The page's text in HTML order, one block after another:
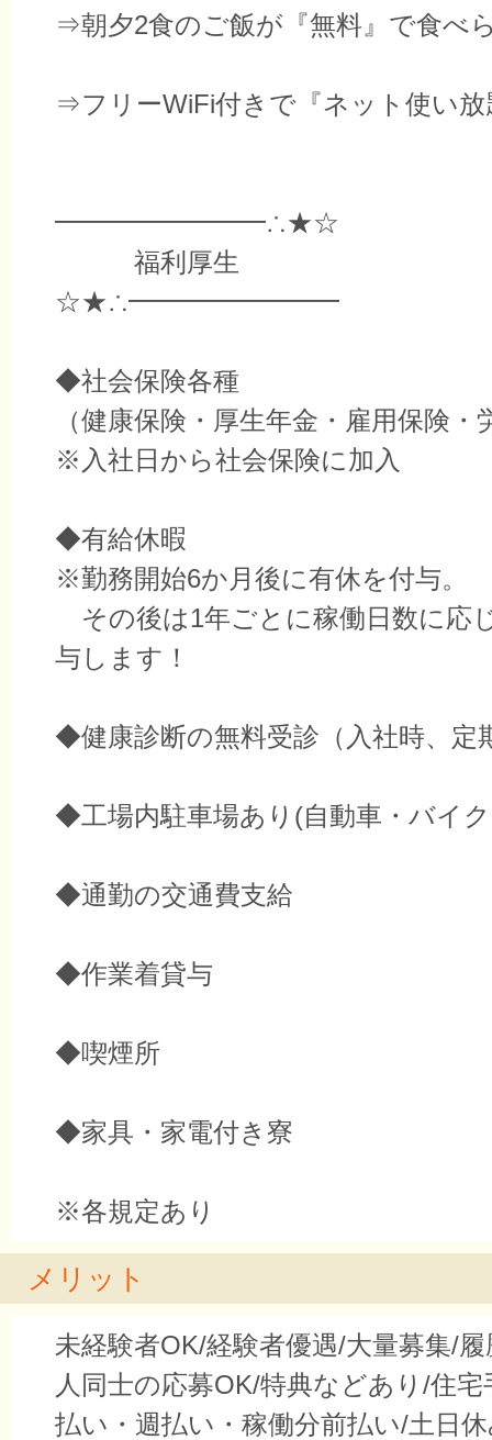
⇒朝夕2食のご飯が『無料』で食べ
⇒フリーWiFi付きで『ネット使い放
━━━━━━━━∴★☆
福利厚生
☆★∴━━━━━━━━
◆社会保険各種
（健康保険・厚生年金・雇用保険・
※入社日から社会保険に加入
◆有給休暇
※勤務開始6か月後に有休を付与。
その後は1年ごとに稼働日数に応
与します！
◆健康診断の無料受診（入社時、定
◆工場内駐車場あり(自動車・バイ
◆通勤の交通費支給
◆作業着貸与
◆喫煙所
◆家具・家電付き寮
※各規定あり
メリット
未経験者OK/経験者優遇/大量募集/
人同士の応募OK/特典などあり/住
払い・週払い・稼働分前払い/土日